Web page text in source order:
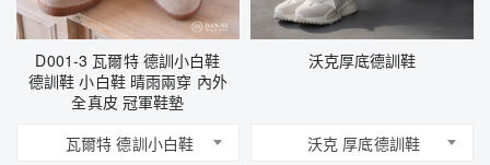
D001-3 瓦爾特 德訓小白鞋
德訓鞋 小白鞋 晴雨兩穿 內外
全真皮 冠軍鞋墊
瓦爾特 德訓小白鞋
沃克厚底德訓鞋
沃克 厚底德訓鞋